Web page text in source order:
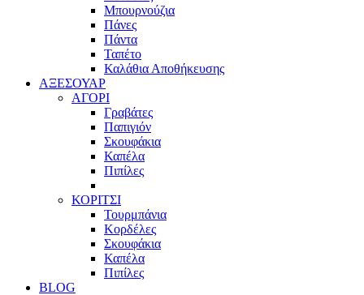
Μπουρνούζια
Πάνες
Πάντα
Ταπέτο
Καλάθια Αποθήκευσης
ΑΞΕΣΟΥΑΡ
ΑΓΟΡΙ
Γραβάτες
Παπιγιόν
Σκουφάκια
Καπέλα
Πιπίλες
ΚΟΡΙΤΣΙ
Τουρμπάνια
Κορδέλες
Σκουφάκια
Καπέλα
Πιπίλες
BLOG